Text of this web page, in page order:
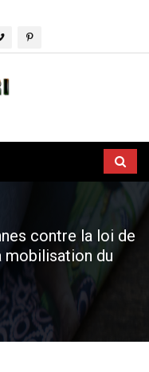
contre la loi de
mobilisation du